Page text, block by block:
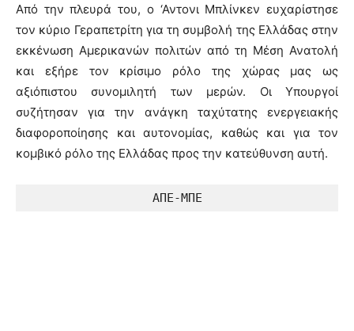
Από την πλευρά του, ο ‘Αντονι Μπλίνκεν ευχαρίστησε
τον κύριο Γεραπετρίτη για τη συμβολή της Ελλάδας στην
εκκένωση Αμερικανών πολιτών από τη Μέση Ανατολή
και εξήρε τον κρίσιμο ρόλο της χώρας μας ως
αξιόπιστου συνομιλητή των μερών. Οι Υπουργοί
συζήτησαν για την ανάγκη ταχύτατης ενεργειακής
διαφοροποίησης και αυτονομίας, καθώς και για τον
κομβικό ρόλο της Ελλάδας προς την κατεύθυνση αυτή.
ΑΠΕ-ΜΠΕ